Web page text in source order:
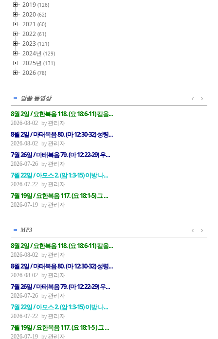
2019(126)
2020(62)
2021(60)
2022(61)
2023(121)
2024년(129)
2025년(131)
2026(78)
말씀 동영상
8월 2일 / 요한복음 118. (요 18:6-11) 칼을...
2026-08-02 관리자
8월 2일 / 마태복음 80. (마 12:30-32) 성령...
2026-08-02 관리자
7월 26일 / 마태복음 79. (마 12:22-29) 우...
2026-07-26 관리자
7월 22일 / 아모스 2. (암 1:3-15) 이방 나...
2026-07-22 관리자
7월 19일 / 요한복음 117. (요 18:1-5) 그 ...
2026-07-19 관리자
MP3
8월 2일 / 요한복음 118. (요 18:6-11) 칼을...
2026-08-02 관리자
8월 2일 / 마태복음 80. (마 12:30-32) 성령...
2026-08-02 관리자
7월 26일 / 마태복음 79. (마 12:22-29) 우...
2026-07-26 관리자
7월 22일 / 아모스 2. (암 1:3-15) 이방 나...
2026-07-22 관리자
7월 19일 / 요한복음 117. (요 18:1-5 ) 그 ...
2026-07-19 관리자